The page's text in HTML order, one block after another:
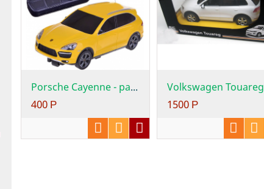
Porsche Cayenne - радиоуправляемая машина...
400 Р 1500 Р